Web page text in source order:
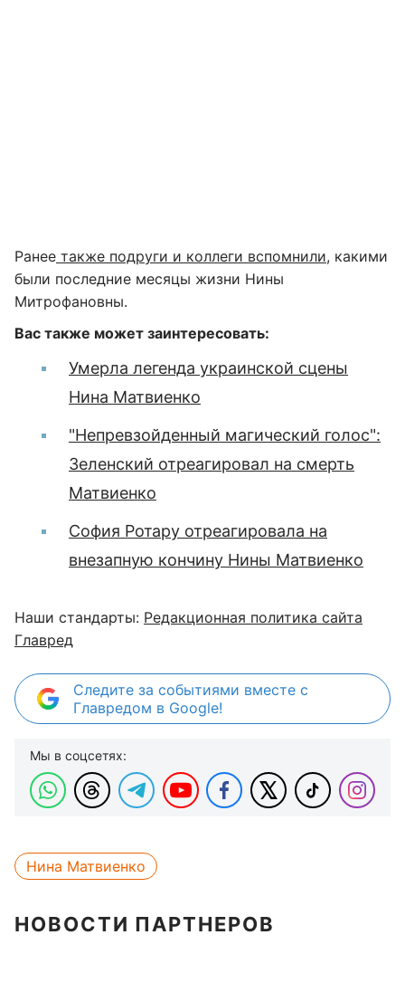
Ранее также подруги и коллеги вспомнили, какими
были последние месяцы жизни Нины
Митрофановны.
Вас также может заинтересовать:
Умерла легенда украинской сцены
Нина Матвиенко
"Непревзойденный магический голос":
Зеленский отреагировал на смерть
Матвиенко
София Ротару отреагировала на
внезапную кончину Нины Матвиенко
Наши стандарты: Редакционная политика сайта
Главред
Следите за событиями вместе с
Главредом в Google!
Мы в соцсетях:
Нина Матвиенко
НОВОСТИ ПАРТНЕРОВ